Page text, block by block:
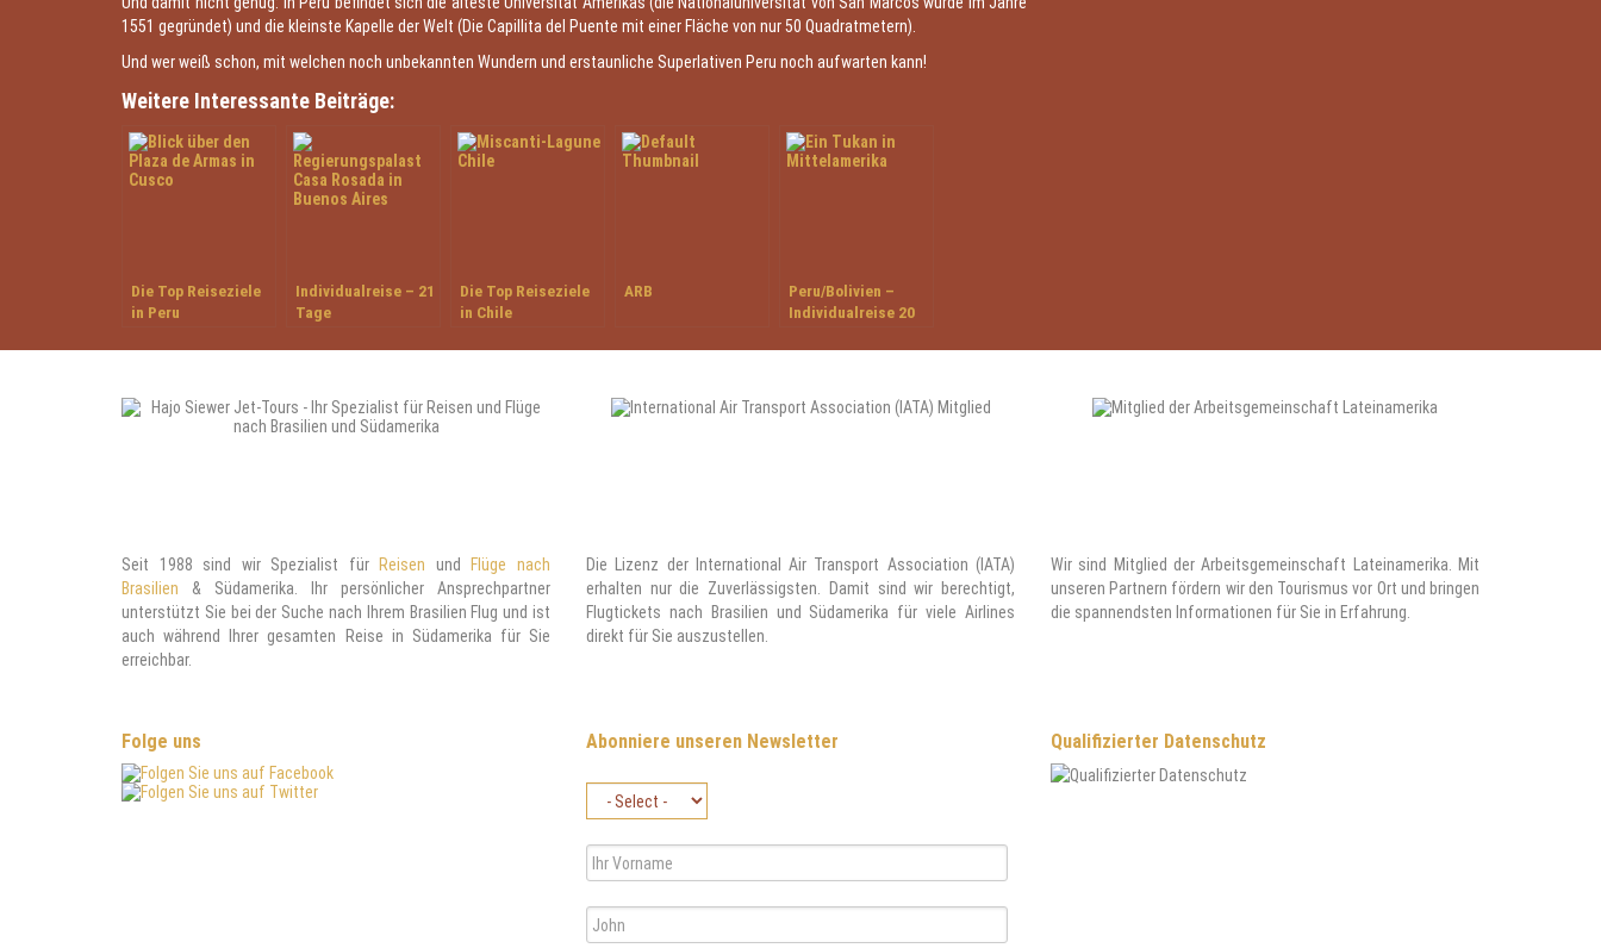
1551 gegründet) und die kleinste Kapelle der Welt (Die Capillita del Puente mit einer Fläche von nur 50 Quadratmetern).
Und wer weiß schon, mit welchen noch unbekannten Wundern und erstaunliche Superlativen Peru noch aufwarten kann!
Weitere Interessante Beiträge:
Die Top Reiseziele
in Peru
Individualreise – 21
Tage
Argentinien
Die Top Reiseziele
in Chile
ARB
Peru/Bolivien –
Individualreise 20
Inkareich
Seit 1988 sind wir Spezialist für Reisen und Flüge nach
Brasilien & Südamerika. Ihr persönlicher Ansprechpartner
unterstützt Sie bei der Suche nach Ihrem Brasilien Flug und ist
auch während Ihrer gesamten Reise in Südamerika für Sie
erreichbar.
Die Lizenz der International Air Transport Association (IATA)
erhalten nur die Zuverlässigsten. Damit sind wir berechtigt,
Flugtickets nach Brasilien und Südamerika für viele Airlines
direkt für Sie auszustellen.
Wir sind Mitglied der Arbeitsgemeinschaft Lateinamerika. Mit
unseren Partnern fördern wir den Tourismus vor Ort und bringen
die spannendsten Informationen für Sie in Erfahrung.
Folge uns Abonniere unseren Newsletter Qualifizierter Datenschutz